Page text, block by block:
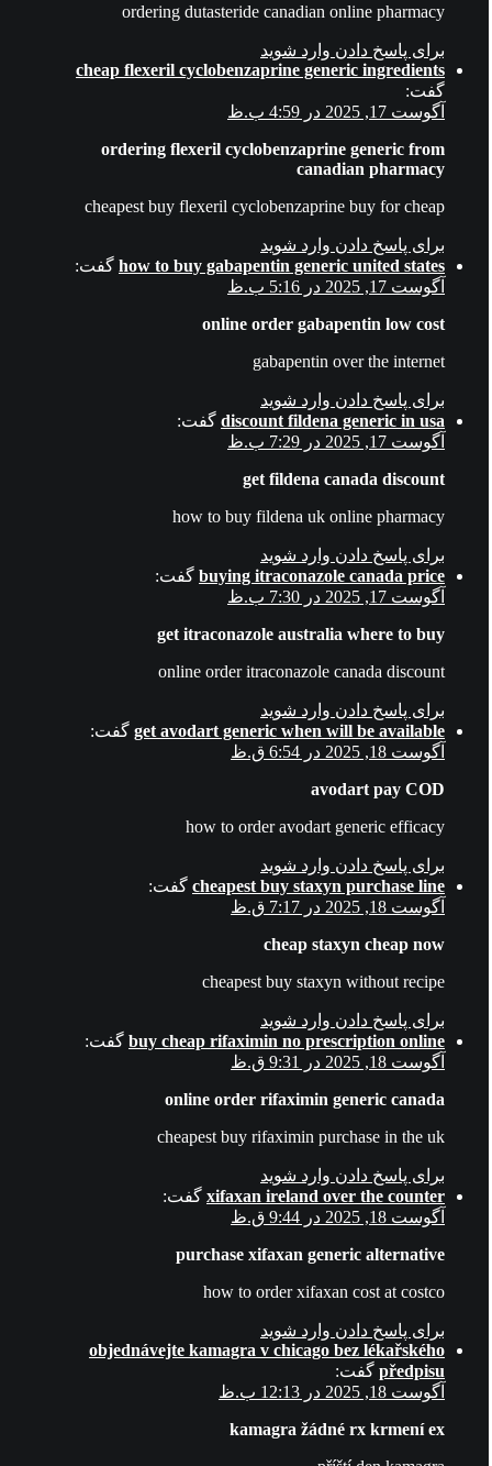
ordering dutasteride canadian online pharmacy
برای پاسخ دادن وارد شوید
cheap flexeril cyclobenzaprine generic ingredients
گفت:
آگوست 17, 2025 در 4:59 ب.ظ
ordering flexeril cyclobenzaprine generic from
canadian pharmacy
cheapest buy flexeril cyclobenzaprine buy for cheap
برای پاسخ دادن وارد شوید
how to buy gabapentin generic united states گفت:
آگوست 17, 2025 در 5:16 ب.ظ
online order gabapentin low cost
gabapentin over the internet
برای پاسخ دادن وارد شوید
discount fildena generic in usa گفت:
آگوست 17, 2025 در 7:29 ب.ظ
get fildena canada discount
how to buy fildena uk online pharmacy
برای پاسخ دادن وارد شوید
buying itraconazole canada price گفت:
آگوست 17, 2025 در 7:30 ب.ظ
get itraconazole australia where to buy
online order itraconazole canada discount
برای پاسخ دادن وارد شوید
get avodart generic when will be available گفت:
آگوست 18, 2025 در 6:54 ق.ظ
avodart pay COD
how to order avodart generic efficacy
برای پاسخ دادن وارد شوید
cheapest buy staxyn purchase line گفت:
آگوست 18, 2025 در 7:17 ق.ظ
cheap staxyn cheap now
cheapest buy staxyn without recipe
برای پاسخ دادن وارد شوید
buy cheap rifaximin no prescription online گفت:
آگوست 18, 2025 در 9:31 ق.ظ
online order rifaximin generic canada
cheapest buy rifaximin purchase in the uk
برای پاسخ دادن وارد شوید
xifaxan ireland over the counter گفت:
آگوست 18, 2025 در 9:44 ق.ظ
purchase xifaxan generic alternative
how to order xifaxan cost at costco
برای پاسخ دادن وارد شوید
objednávejte kamagra v chicago bez lékařského
předpisu گفت:
آگوست 18, 2025 در 12:13 ب.ظ
kamagra žádné rx krmení ex